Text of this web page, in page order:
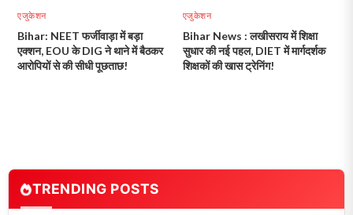
एजुकेशन
Bihar: NEET फर्जीवाड़ा में बड़ा
एक्शन, EOU के DIG ने थाने में बैठकर
आरोपियों से की सीधी पूछताछ!
एजुकेशन
Bihar News : लखीसराय में शिक्षा
सुधार की नई पहल, DIET में मार्गदर्शक
शिक्षकों की खास ट्रेनिंग!
TRENDING POSTS